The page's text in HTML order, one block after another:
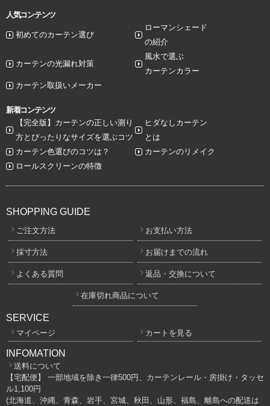
人気コンテンツ
初めてのカーテン選び
ローマンシェード
の紹介
カーテンの光漏れ対策
風水で選ぶ
カーテンカラー
カーテン取扱いメーカー
新着コンテンツ
【完全版】カーテンの正しい測り
方とぴったりなサイズを選ぶコツ
ヒダなしカーテン
とは
カーテン色選びのコツは？
カーテンのリメイク
ロールスクリーンの特徴
SHOPPING GUIDE
ご注文方法 お支払い方法
採寸方法 お届けまでの流れ
よくある質問 返品・交換について
在庫切れ商品について
SERVICE
マイページ カートを見る
INFOMATION
送料について
【宅配便】 一部地域を除き一律500円、カーテンレール・房掛け・タッセ
ル1,100円
(北海道、沖縄、青森、岩手、宮城、秋田、山形、福島、離島への配送は